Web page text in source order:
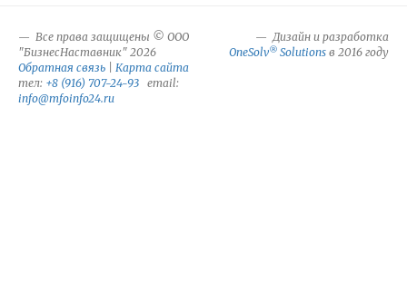
Все права защищены © ООО
"БизнесНаставник" 2026
Обратная связь
Карта сайта
тел: +8 (916) 707-24-93 email:
info@mfoinfo24.ru
Дизайн и разработка
OneSolv® Solutions в 2016 году